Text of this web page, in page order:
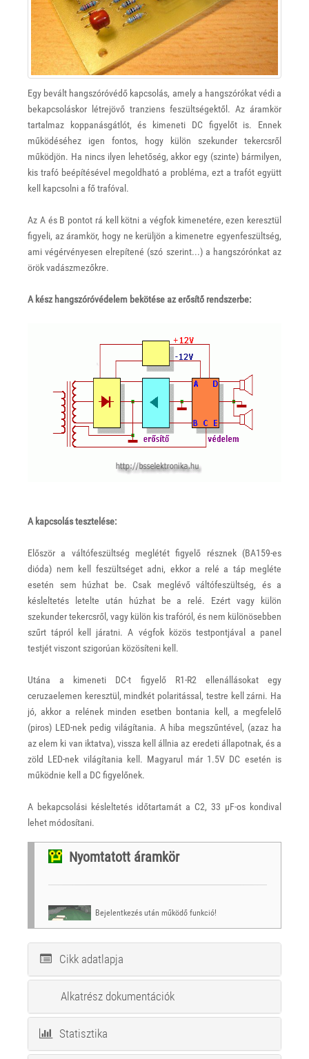
Egy bevált hangszóróvédő kapcsolás, amely a hangszórókat védi a
bekapcsoláskor létrejövő tranziens feszültségektől. Az áramkör
tartalmaz koppanásgátlót, és kimeneti DC figyelőt is. Ennek
működéséhez igen fontos, hogy külön szekunder tekercsről
működjön. Ha nincs ilyen lehetőség, akkor egy (szinte) bármilyen,
kis trafó beépítésével megoldható a probléma, ezt a trafót együtt
kell kapcsolni a fő trafóval.
Az A és B pontot rá kell kötni a végfok kimenetére, ezen keresztül
figyeli, az áramkör, hogy ne kerüljön a kimenetre egyenfeszültség,
ami végérvényesen elrepítené (szó szerint...) a hangszórónkat az
örök vadászmezőkre.
A kész hangszóróvédelem bekötése az erősítő rendszerbe:
A kapcsolás tesztelése:
Először a váltófeszültség meglétét figyelő résznek (BA159-es
dióda) nem kell feszültséget adni, ekkor a relé a táp megléte
esetén sem húzhat be. Csak meglévő váltófeszültség, és a
késleltetés letelte után húzhat be a relé. Ezért vagy külön
szekunder tekercsről, vagy külön kis trafóról, és nem különösebben
szűrt tápról kell járatni. A végfok közös testpontjával a panel
testjét viszont szigorúan közösíteni kell.
Utána a kimeneti DC-t figyelő R1-R2 ellenállásokat egy
ceruzaelemen keresztül, mindkét polaritással, testre kell zárni. Ha
jó, akkor a relének minden esetben bontania kell, a megfelelő
(piros) LED-nek pedig világítania. A hiba megszűntével, (azaz ha
az elem ki van iktatva), vissza kell állnia az eredeti állapotnak, és a
zöld LED-nek világítania kell. Magyarul már 1.5V DC esetén is
működnie kell a DC figyelőnek.
A bekapcsolási késleltetés időtartamát a C2, 33 μF-os kondival
lehet módosítani.
Nyomtatott áramkör
Bejelentkezés után működő funkció!
Cikk adatlapja
Alkatrész dokumentációk
Statisztika